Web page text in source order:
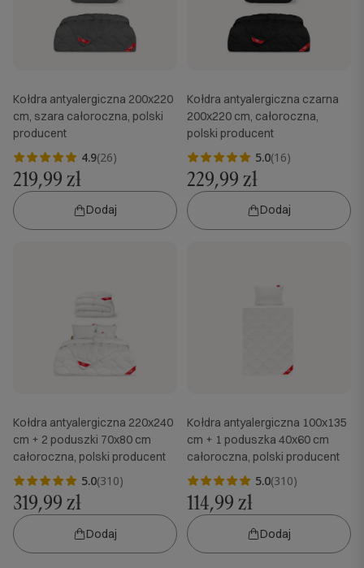
Kołdra antyalergiczna 200x220
cm, szara całoroczna, polski
producent
4.9(26)
219,99 zł
Dodaj
Kołdra antyalergiczna czarna
200x220 cm, całoroczna,
polski producent
5.0(16)
229,99 zł
Dodaj
Kołdra antyalergiczna 220x240
cm + 2 poduszki 70x80 cm
całoroczna, polski producent
5.0(310)
319,99 zł
Dodaj
Kołdra antyalergiczna 100x135
cm + 1 poduszka 40x60 cm
całoroczna, polski producent
5.0(310)
114,99 zł
Dodaj